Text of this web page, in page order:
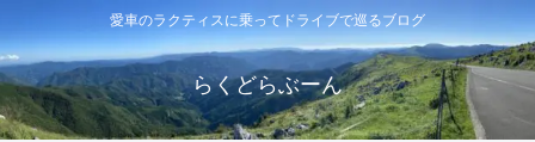
愛車のラクティスに乗ってドライブで巡るブログ
らくどらぶーん